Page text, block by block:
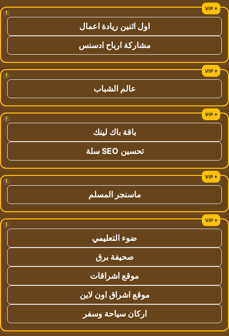
!
اول اثنين ريادة اعمال
مشاركة ارباح ادسنس
!
عالم الشباب
!
باقة باك لينك
تحسين SEO سلة
!
ماسنجر المسلم
!
ضوء التعليمي
صحيفة برق
موقع اشراقات
موقع اشراق اون لاين
اركان سياحة وسفر